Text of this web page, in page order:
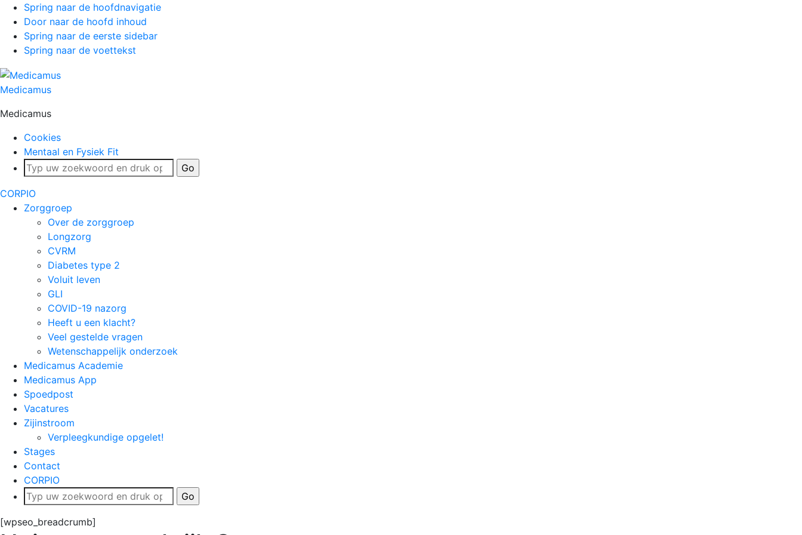
Spring naar de hoofdnavigatie
Door naar de hoofd inhoud
Spring naar de eerste sidebar
Spring naar de voettekst
Medicamus
Medicamus
Cookies
Mentaal en Fysiek Fit
CORPIO
Zorggroep
Over de zorggroep
Longzorg
CVRM
Diabetes type 2
Voluit leven
GLI
COVID-19 nazorg
Heeft u een klacht?
Veel gestelde vragen
Wetenschappelijk onderzoek
Medicamus Academie
Medicamus App
Spoedpost
Vacatures
Zijinstroom
Verpleegkundige opgelet!
Stages
Contact
CORPIO
[wpseo_breadcrumb]